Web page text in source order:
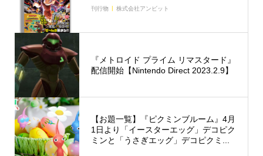
刊行物 株式会社アンビット
『メトロイド プライム リマスタード』
配信開始【Nintendo Direct 2023.2.9】
【お題一覧】『ピクミンブルーム』4月
1日より「イースターエッグ」デコピク
ミンと「うさぎエッグ」デコピクミ...